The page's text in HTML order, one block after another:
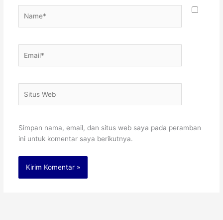
Web
Simpan nama, email, dan situs web saya pada peramban
ini untuk komentar saya berikutnya.